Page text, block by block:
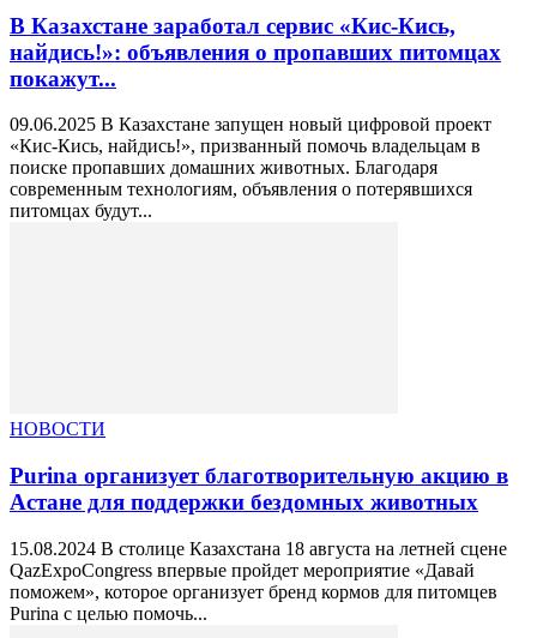
В Казахстане заработал сервис «Кис-Кись,
найдись!»: объявления о пропавших питомцах
покажут...
09.06.2025 В Казахстане запущен новый цифровой проект
«Кис-Кись, найдись!», призванный помочь владельцам в
поиске пропавших домашних животных. Благодаря
современным технологиям, объявления о потерявшихся
питомцах будут...
НОВОСТИ
Purina организует благотворительную акцию в
Астане для поддержки бездомных животных
15.08.2024 В столице Казахстана 18 августа на летней сцене
QazExpoCongress впервые пройдет мероприятие «Давай
поможем», которое организует бренд кормов для питомцев
Purina с целью помочь...